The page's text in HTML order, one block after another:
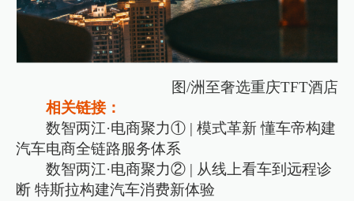
图/洲至奢选重庆TFT酒店
相关链接：
数智两江·电商聚力① | 模式革新 懂车帝构建
汽车电商全链路服务体系
数智两江·电商聚力② | 从线上看车到远程诊
断 特斯拉构建汽车消费新体验